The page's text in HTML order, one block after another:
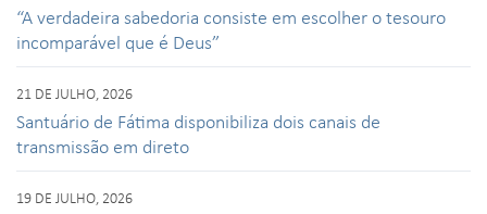
“A verdadeira sabedoria consiste em escolher o tesouro
incomparável que é Deus”
21 DE JULHO, 2026
Santuário de Fátima disponibiliza dois canais de
transmissão em direto
19 DE JULHO, 2026